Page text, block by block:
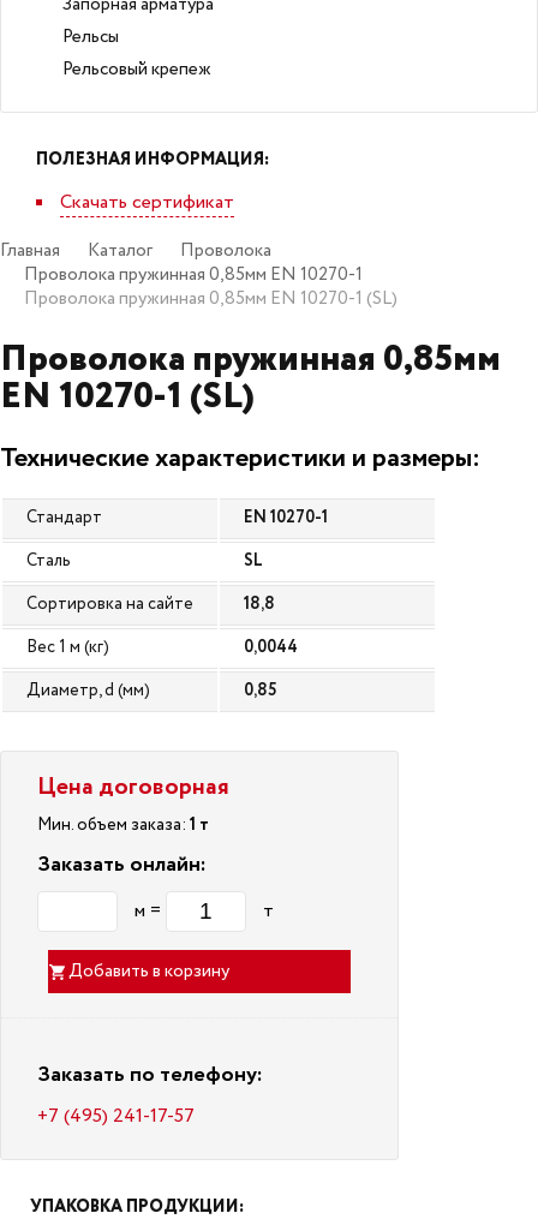
Рельсы
Рельсовый крепеж
ПОЛЕЗНАЯ ИНФОРМАЦИЯ:
Скачать сертификат
Главная Каталог
Проволока
Проволока пружинная 0,85мм EN 10270-1
Проволока пружинная 0,85мм EN 10270-1 (SL)
Проволока пружинная 0,85мм
EN 10270-1 (SL)
Технические характеристики и размеры:
Стандарт
EN 10270-1
Сталь
SL
Сортировка на сайте
18,8
Вес 1 м (кг)
0,0044
Диаметр, d (мм)
0,85
Цена договорная
Мин. объем заказа: 1 т
Заказать онлайн:
м = т
Добавить в корзину
Заказать по телефону:
+7 (495) 241-17-57
УПАКОВКА ПРОДУКЦИИ: